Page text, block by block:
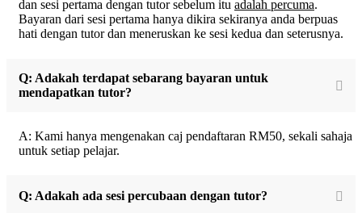
dan sesi pertama dengan tutor sebelum itu adalah percuma.
Bayaran dari sesi pertama hanya dikira sekiranya anda berpuas
hati dengan tutor dan meneruskan ke sesi kedua dan seterusnya.
Q: Adakah terdapat sebarang bayaran untuk
mendapatkan tutor?
A: Kami hanya mengenakan caj pendaftaran RM50, sekali sahaja
untuk setiap pelajar.
Q: Adakah ada sesi percubaan dengan tutor?